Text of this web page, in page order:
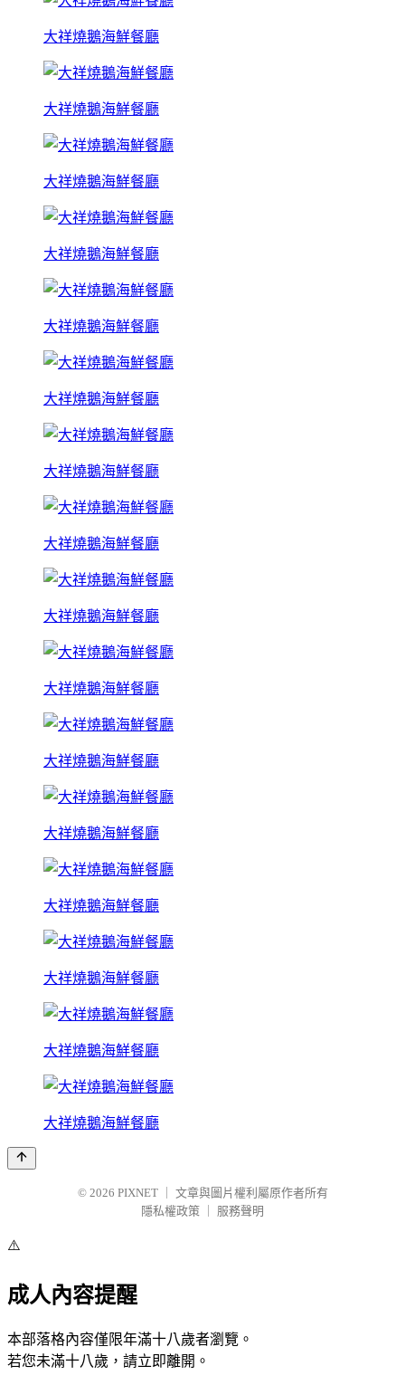
大祥燒鵝海鮮餐廳
大祥燒鵝海鮮餐廳
大祥燒鵝海鮮餐廳
大祥燒鵝海鮮餐廳
大祥燒鵝海鮮餐廳
大祥燒鵝海鮮餐廳
大祥燒鵝海鮮餐廳
大祥燒鵝海鮮餐廳
大祥燒鵝海鮮餐廳
大祥燒鵝海鮮餐廳
大祥燒鵝海鮮餐廳
大祥燒鵝海鮮餐廳
大祥燒鵝海鮮餐廳
大祥燒鵝海鮮餐廳
大祥燒鵝海鮮餐廳
大祥燒鵝海鮮餐廳
© 2026 PIXNET
文章與圖片權利屬原作者所有
隱私權政策
服務聲明
⚠️
成人內容提醒
本部落格內容僅限年滿十八歲者瀏覽。
若您未滿十八歲，請立即離開。